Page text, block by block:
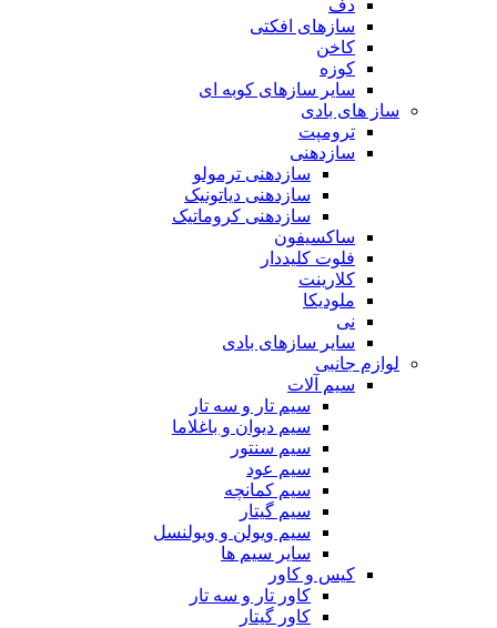
دف
سازهای افکتی
کاخن
کوزه
سایر سازهای کوبه ای
ساز های بادی
ترومپت
سازدهنی
سازدهنی ترمولو
سازدهنی دیاتونیک
سازدهنی کروماتیک
ساکسیفون
فلوت کلیددار
کلارینت
ملودیکا
نی
سایر سازهای بادی
لوازم جانبی
سیم آلات
سیم تار و سه تار
سیم دیوان و باغلاما
سیم سنتور
سیم عود
سیم کمانچه
سیم گیتار
سیم ویولن و ویولنسل
سایر سیم ها
کیس و کاور
کاور تار و سه تار
کاور گیتار